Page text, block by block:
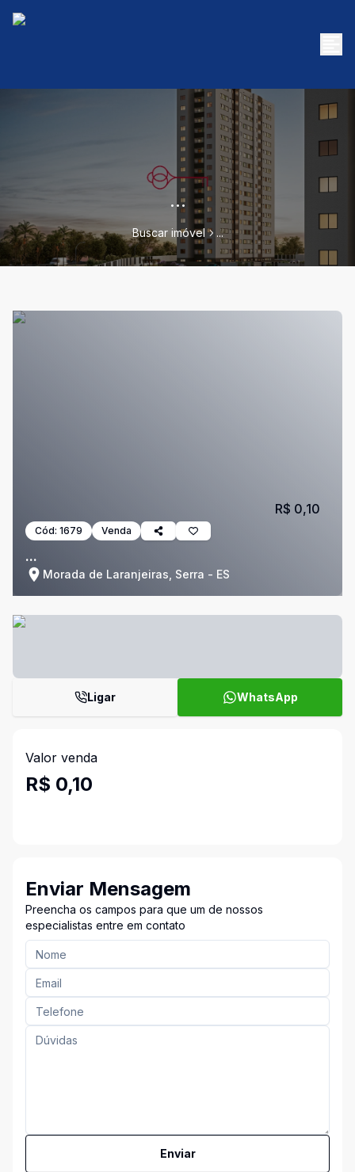
...
Buscar imóvel ...
Cód: 1679 Venda
...
Morada de Laranjeiras, Serra - ES
R$ 0,10
Ligar WhatsApp
Valor venda
R$ 0,10
Enviar Mensagem
Preencha os campos para que um de nossos
especialistas entre em contato
Enviar